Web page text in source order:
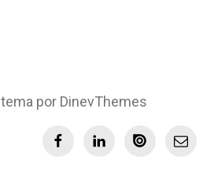
tema por DinevThemes
FacebookLinkedInIssuu